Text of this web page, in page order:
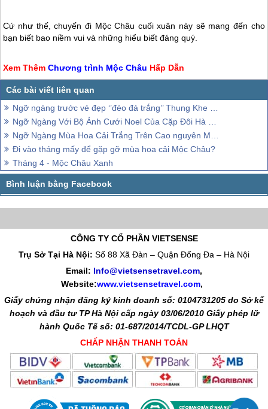
Cứ như thế, chuyến đi Mộc Châu cuối xuân này sẽ mang đến cho
bạn biết bao niềm vui và những hiểu biết đáng quý.
Xem ThêmChương trình Mộc Châu Hấp Dẫn
Ngỡ ngàng trước vẻ đẹp ‘’đèo đá trắng’’ Thung Khe như trời Bắc Âu
Ngỡ Ngàng Với Bộ Ảnh Cưới Noel Của Cặp Đôi Hà Thành Tại Mộc Châu
Ngỡ Ngàng Mùa Hoa Cải Trắng Trên Cao nguyên Mộc Châu (Cập Nhật Mới Nhất)
Đi vào tháng mấy để gặp gỡ mùa hoa cải Mộc Châu?
Tháng 4 - Mộc Châu Xanh
CÔNG TY CỔ PHẦN VIETSENSE
Trụ Sở Tại Hà Nội: Số 88 Xã Đàn – Quận Đống Đa – Hà Nội
Email: Info@vietsensetravel.com,
Website:www.vietsensetravel.com,
Giấy chứng nhận đăng ký kinh doanh số: 0104731205 do Sở kế
hoạch và đầu tư TP Hà Nội cấp ngày 03/06/2010 Giấy phép lữ
hành Quốc Tế số: 01-687/2014/TCDL-GP LHQT
CHẤP NHẬN THANH TOÁN